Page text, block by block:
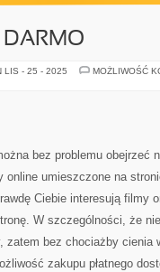
LIS - 25 - 2025
MOŻLIWOŚĆ
bez problemu obejrzeć
umieszczone na
Ciebie interesują filmy
W szczególności, że
zatem bez chociażby cienia
zakupu płatnego